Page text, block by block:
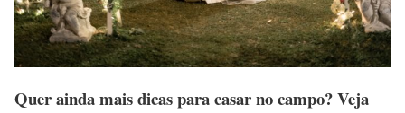
Quer ainda mais dicas para casar no campo? Veja